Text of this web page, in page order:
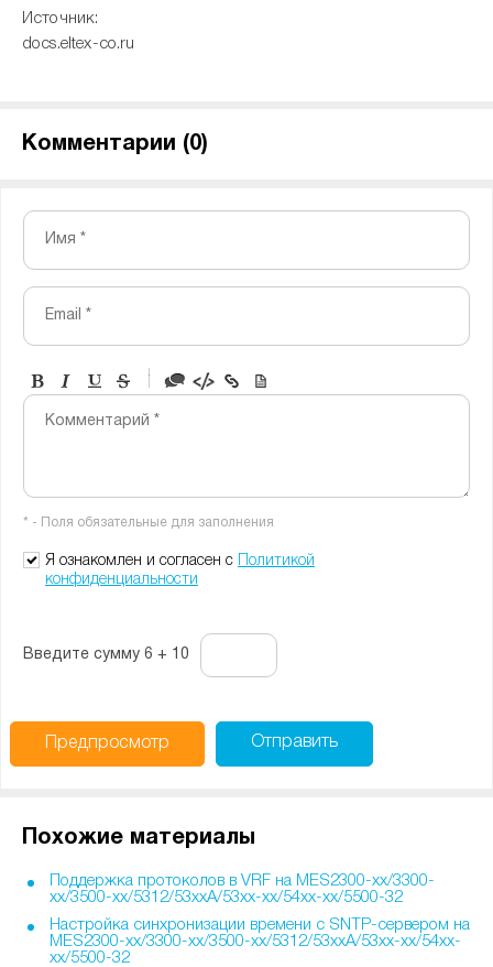
Источник:
docs.eltex-co.ru
Комментарии (0)
Имя *
Email *
-
-
-
-
Комментарий *
* - Поля обязательные для заполнения
Я ознакомлен и согласен с
Политикой
конфиденциальности
Введите сумму 6 + 10
Предпросмотр Отправить
Похожие материалы
Поддержка протоколов в VRF на MES2300-xx/3300-
xx/3500-xx/5312/53xxA/53xx-xx/54xx-xx/5500-32
Настройка синхронизации времени с SNTP-сервером на
MES2300-xx/3300-xx/3500-xx/5312/53xxA/53xx-xx/54xx-
xx/5500-32